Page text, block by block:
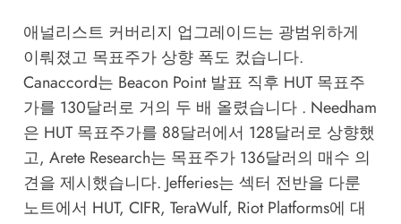
애널리스트 커버리지 업그레이드는 광범위하게
이뤄졌고 목표주가 상향 폭도 컸습니다.
Canaccord는 Beacon Point 발표 직후 HUT 목표주
가를 130달러로 거의 두 배 올렸습니다 . Needham
은 HUT 목표주가를 88달러에서 128달러로 상향했
고, Arete Research는 목표주가 136달러의 매수 의
견을 제시했습니다. Jefferies는 섹터 전반을 다룬
노트에서 HUT, CIFR, TeraWulf, Riot Platforms에 대